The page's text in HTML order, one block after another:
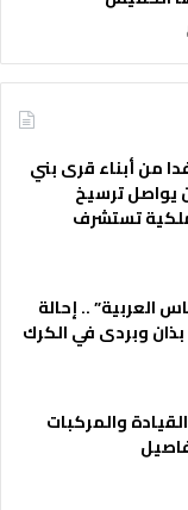
من أبناء قرى بني
يواصل ترسيخ
تستشرف
العربية” .. إحالة
وبردى في الكرك
والمركبات